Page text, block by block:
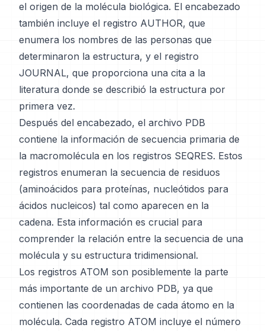
el origen de la molécula biológica. El encabezado
también incluye el registro AUTHOR, que
enumera los nombres de las personas que
determinaron la estructura, y el registro
JOURNAL, que proporciona una cita a la
literatura donde se describió la estructura por
primera vez.
Después del encabezado, el archivo PDB
contiene la información de secuencia primaria de
la macromolécula en los registros SEQRES. Estos
registros enumeran la secuencia de residuos
(aminoácidos para proteínas, nucleótidos para
ácidos nucleicos) tal como aparecen en la
cadena. Esta información es crucial para
comprender la relación entre la secuencia de una
molécula y su estructura tridimensional.
Los registros ATOM son posiblemente la parte
más importante de un archivo PDB, ya que
contienen las coordenadas de cada átomo en la
molécula. Cada registro ATOM incluye el número